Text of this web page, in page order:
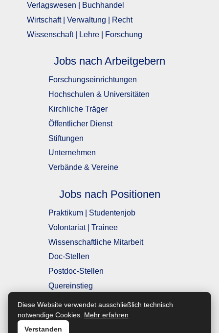
Diese Website verwendet ausschließlich technisch
notwendige Cookies. Mehr erfahren
Verstanden
Verlagswesen | Buchhandel
Wirtschaft | Verwaltung | Recht
Wissenschaft | Lehre | Forschung
Jobs nach Arbeitgebern
Forschungseinrichtungen
Hochschulen & Universitäten
Kirchliche Träger
Öffentlicher Dienst
Stiftungen
Unternehmen
Verbände & Vereine
Jobs nach Positionen
Praktikum | Studentenjob
Volontariat | Trainee
Wissenschaftliche Mitarbeit
Doc-Stellen
Postdoc-Stellen
Quereinstieg
Einstiegsposition
mit Berufserfahrung
Führungsposition